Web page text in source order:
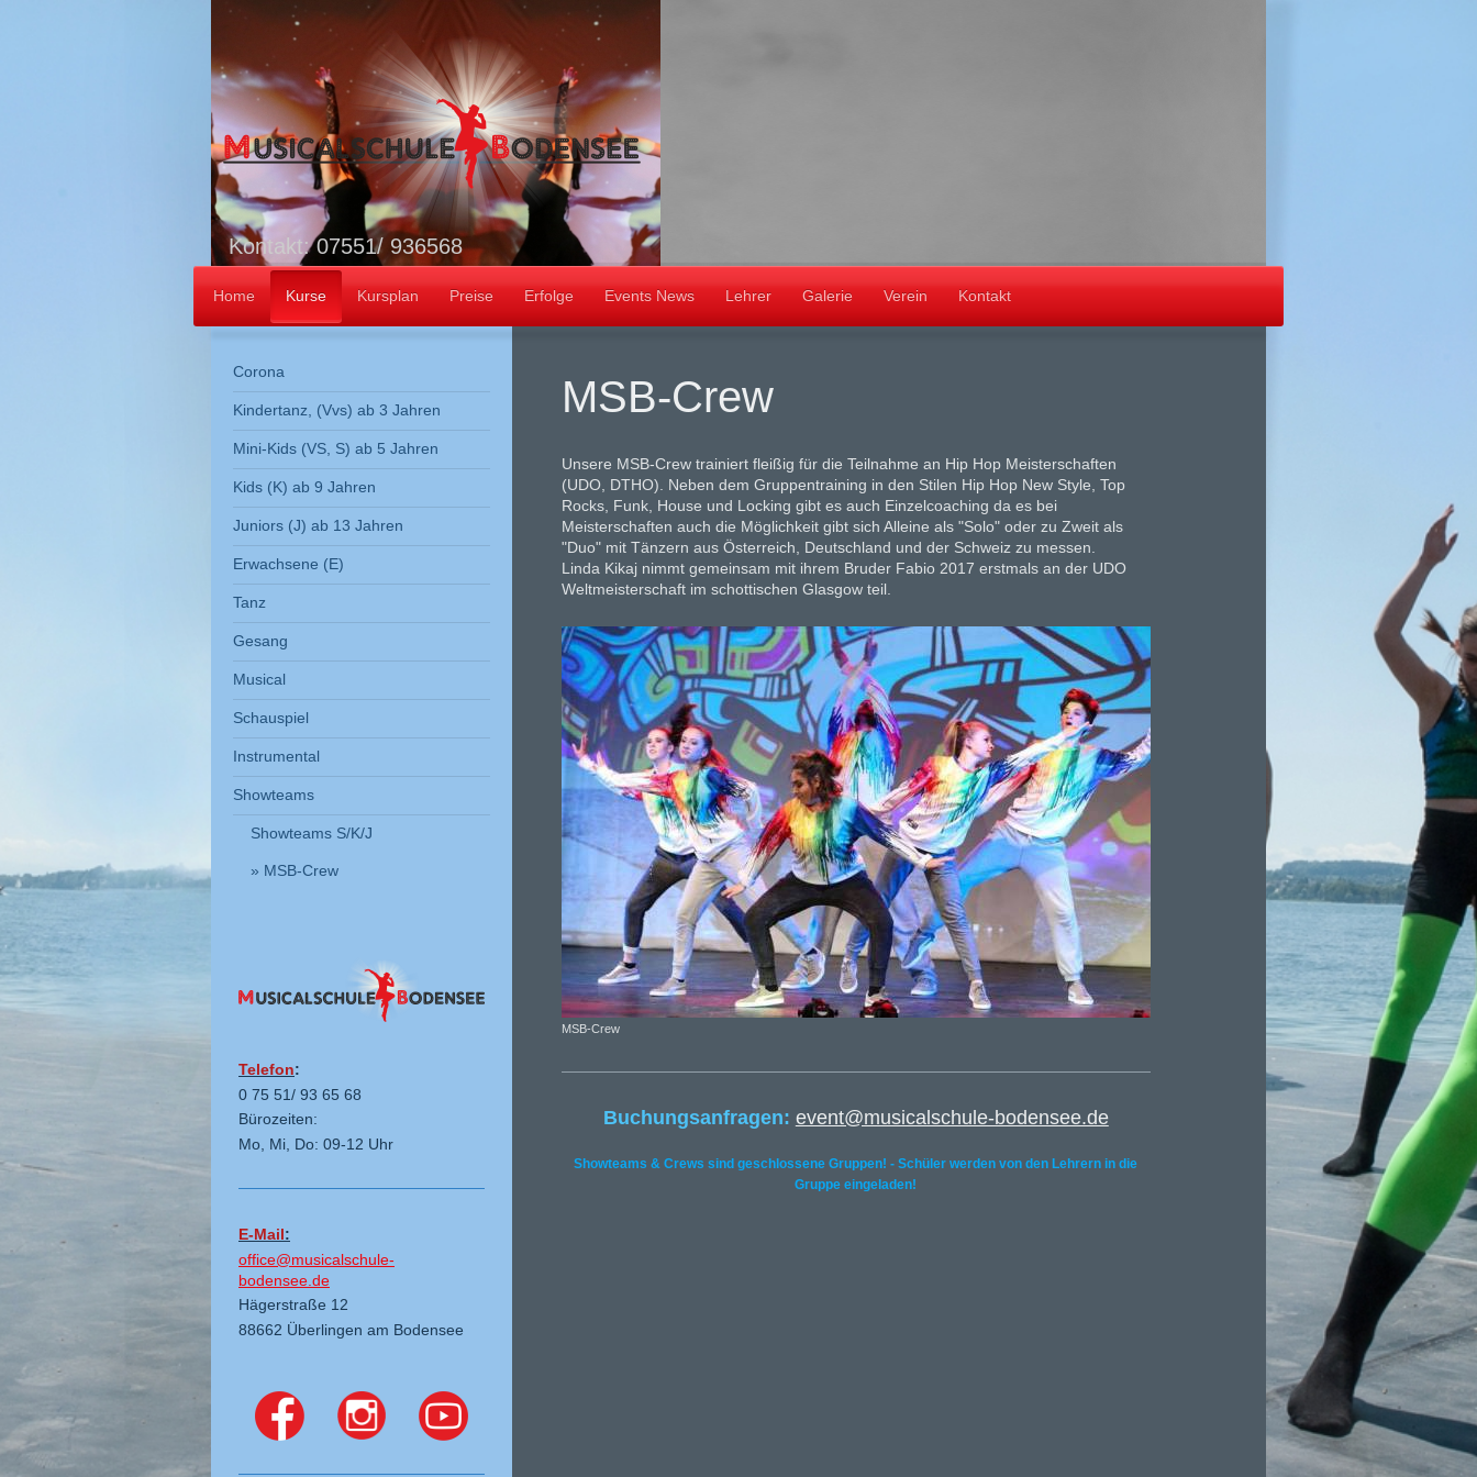
Kontakt: 07551/ 936568
Home Kurse Kursplan Preise Erfolge Events News Lehrer Galerie Verein Kontakt
MSB-Crew
Unsere MSB-Crew trainiert fleißig für die Teilnahme an Hip Hop Meisterschaften
(UDO, DTHO). Neben dem Gruppentraining in den Stilen Hip Hop New Style, Top
Rocks, Funk, House und Locking gibt es auch Einzelcoaching da es bei
Meisterschaften auch die Möglichkeit gibt sich Alleine als "Solo" oder zu Zweit als
"Duo" mit Tänzern aus Österreich, Deutschland und der Schweiz zu messen.
Linda Kikaj nimmt gemeinsam mit ihrem Bruder Fabio 2017 erstmals an der UDO
Weltmeisterschaft im schottischen Glasgow teil.
MSB-Crew
Buchungsanfragen: event@musicalschule-bodensee.de
Showteams & Crews sind geschlossene Gruppen! - Schüler werden von den Lehrern in die
Gruppe eingeladen!
Corona
Kindertanz, (Vvs) ab 3 Jahren
Mini-Kids (VS, S) ab 5 Jahren
Kids (K) ab 9 Jahren
Juniors (J) ab 13 Jahren
Erwachsene (E)
Tanz
Gesang
Musical
Schauspiel
Instrumental
Showteams
Showteams S/K/J
MSB-Crew
Telefon:
0 75 51/ 93 65 68
Bürozeiten:
Mo, Mi, Do: 09-12 Uhr
E-Mail:
office@musicalschule-
bodensee.de
Hägerstraße 12
88662 Überlingen am Bodensee